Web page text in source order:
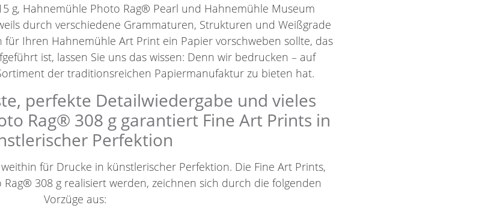
g, Hahnemühle Photo Rag® Pearl und Hahnemühle Museum
durch verschiedene Grammaturen, Strukturen und Weißgrade
für Ihren Hahnemühle Art Print ein Papier vorschweben sollte, das
ist, lassen Sie uns das wissen: Denn wir bedrucken – auf
der traditionsreichen Papiermanufaktur zu bieten hat.
perfekte Detailwiedergabe und vieles
Rag® 308 g garantiert Fine Art Prints in
Perfektion
für Drucke in künstlerischer Perfektion. Die Fine Art Prints,
308 g realisiert werden, zeichnen sich durch die folgenden
Vorzüge aus: